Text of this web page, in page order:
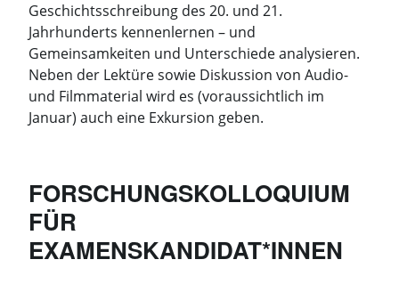
Geschichtsschreibung des 20. und 21.
Jahrhunderts kennenlernen – und
Gemeinsamkeiten und Unterschiede analysieren.
Neben der Lektüre sowie Diskussion von Audio-
und Filmmaterial wird es (voraussichtlich im
Januar) auch eine Exkursion geben.
FORSCHUNGSKOLLOQUIUM
FÜR
EXAMENSKANDIDAT*INNEN